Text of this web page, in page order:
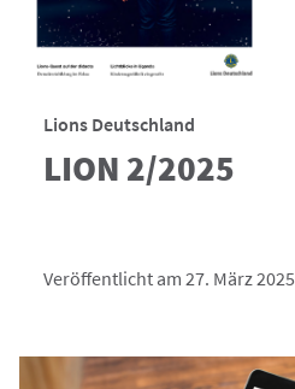
Lions Deutschland
LION 2/2025
Veröffentlicht am 27. März 2025